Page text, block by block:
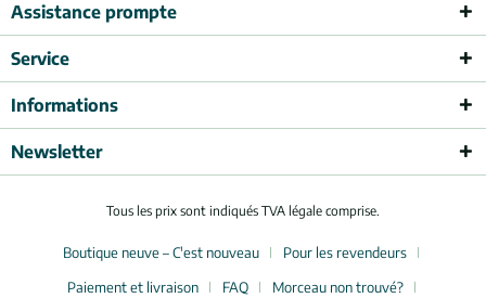
Assistance prompte
Service
Informations
Newsletter
Tous les prix sont indiqués TVA légale comprise.
Boutique neuve – C'est nouveau
Pour les revendeurs
Paiement et livraison
FAQ
Morceau non trouvé?